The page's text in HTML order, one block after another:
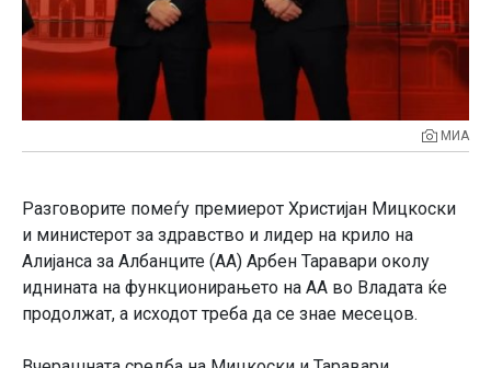
МИА
Разговорите помеѓу премиерот Христијан Мицкоски
и министерот за здравство и лидер на крило на
Алијанса за Албанците (АА) Арбен Таравари околу
иднината на функционирањето на АА во Владата ќе
продолжат, a исходот треба да се знае месецов.